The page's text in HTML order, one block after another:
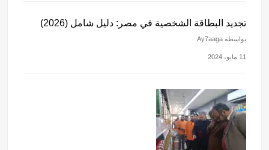
تجديد البطاقة الشخصية في مصر: دليل شامل (2026)
بواسطة Ay7aaga
11 مايو، 2024